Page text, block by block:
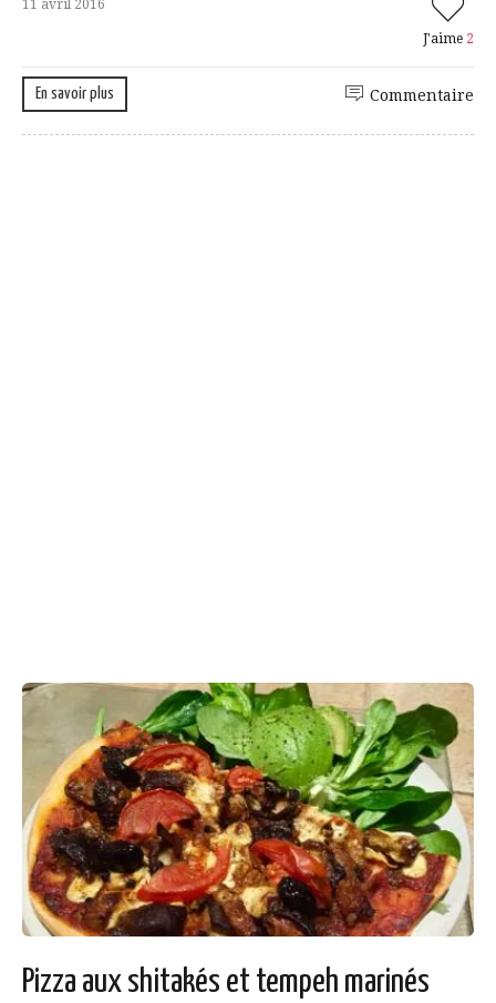
11 avril 2016
J'aime 2
En savoir plus Commentaire
Pizza aux shitakés et tempeh marinés